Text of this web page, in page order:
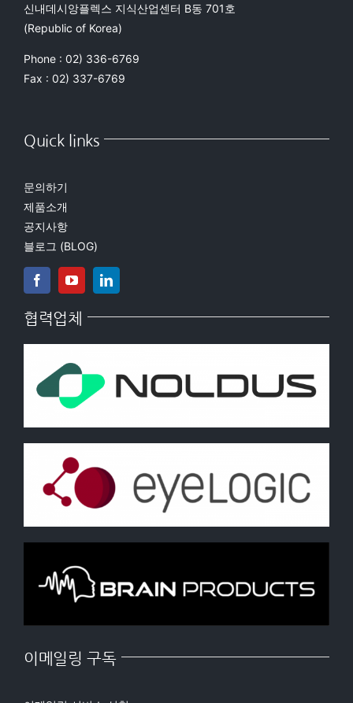
신내데시앙플렉스 지식산업센터 B동 701호
(Republic of Korea)
Phone : 02) 336-6769
Fax : 02) 337-6769
Quick links
문의하기
제품소개
공지사항
블로그 (BLOG)
협력업체
이메일링 구독